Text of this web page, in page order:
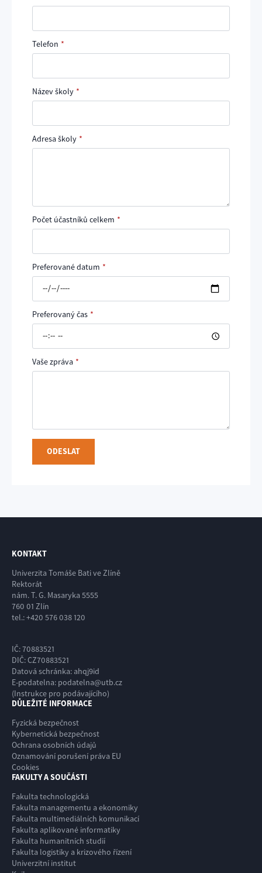
Telefon *
Název školy *
Adresa školy *
Počet účastníků celkem *
Preferované datum *
Preferovaný čas *
Vaše zpráva *
ODESLAT
KONTAKT
Univerzita Tomáše Bati ve Zlíně
Rektorát
nám. T. G. Masaryka 5555
760 01 Zlín
tel.: +420 576 038 120
IČ: 70883521
DIČ: CZ70883521
Datová schránka: ahqj9id
E-podatelna: podatelna@utb.cz
(Instrukce pro podávajícího)
DŮLEŽITÉ INFORMACE
Fyzická bezpečnost
Kybernetická bezpečnost
Ochrana osobních údajů
Oznamování porušení práva EU
Cookies
FAKULTY A SOUČÁSTI
Fakulta technologická
Fakulta managementu a ekonomiky
Fakulta multimediálních komunikací
Fakulta aplikované informatiky
Fakulta humanitních studií
Fakulta logistiky a krizového řízení
Univerzitní institut